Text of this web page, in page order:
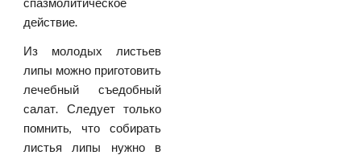
спазмолитическое
действие.
Из молодых листьев
липы можно приготовить
лечебный съедобный
салат. Следует только
помнить, что собирать
листья липы нужно в